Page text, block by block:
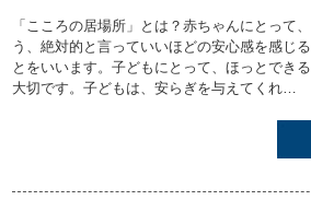
「こころの居場所」とは？赤ちゃんにとって
う、絶対的と言っていいほどの安心感を感じ
とをいいます。子どもにとって、ほっとでき
大切です。子どもは、安らぎを与えてくれ…